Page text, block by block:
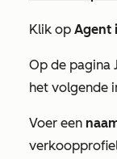
Klik op Agent
Op de pagina
het volgende
Voer een